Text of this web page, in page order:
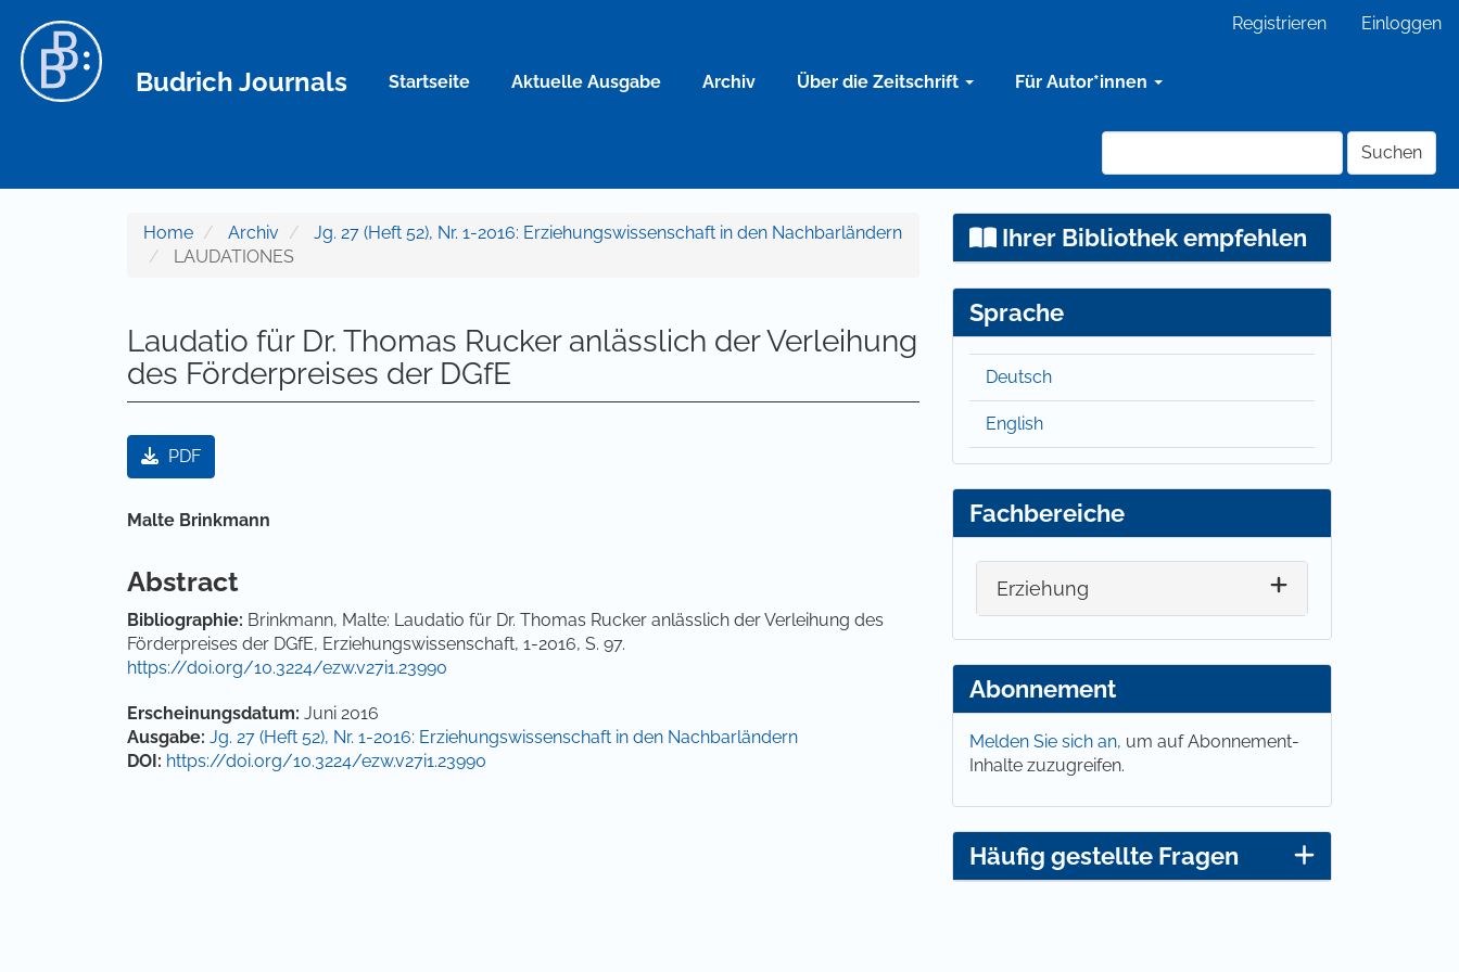
Hauptinhalt
Sidebar
Registrieren Einloggen
Budrich Journals Startseite Aktuelle Ausgabe Archiv Über die Zeitschrift Für Autor*innen
Suchen
Home Archiv
Jg. 27 (Heft 52), Nr. 1-2016: Erziehungswissenschaft in den Nachbarländern
LAUDATIONES
Laudatio für Dr. Thomas Rucker anlässlich der Verleihung
des Förderpreises der DGfE
Artikel-Sidebar
PDF
Hauptsächlicher Artikelinhalt
Malte Brinkmann
Abstract
Bibliographie: Brinkmann, Malte: Laudatio für Dr. Thomas Rucker anlässlich der Verleihung des
Förderpreises der DGfE, Erziehungswissenschaft, 1-2016, S. 97.
https://doi.org/10.3224/ezw.v27i1.23990
Artikel-Details
Erscheinungsdatum: Juni 2016
Ausgabe: Jg. 27 (Heft 52), Nr. 1-2016: Erziehungswissenschaft in den Nachbarländern
DOI: https://doi.org/10.3224/ezw.v27i1.23990
Ihrer Bibliothek empfehlen
Sprache
Deutsch
English
Fachbereiche
Erziehung
Abonnement
Melden Sie sich an, um auf Abonnement-
Inhalte zuzugreifen.
Häufig gestellte Fragen